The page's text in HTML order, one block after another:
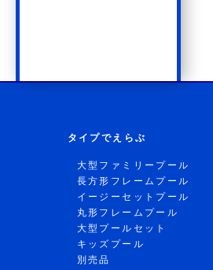
タイプでえらぶ
大型ファミリープール
長方形フレームプール
イージーセットプール
丸形フレームプール
大型プールセット
キッズプール
別売品